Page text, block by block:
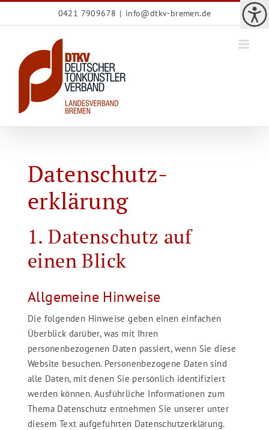
0421 7909678 | info@dtkv-bremen.de
Datenschutz­
erklärung
1. Datenschutz auf
einen Blick
Allgemeine Hinweise
Die folgenden Hinweise geben einen einfachen
Überblick darüber, was mit Ihren
personenbezogenen Daten passiert, wenn Sie diese
Website besuchen. Personenbezogene Daten sind
alle Daten, mit denen Sie persönlich identifiziert
werden können. Ausführliche Informationen zum
Thema Datenschutz entnehmen Sie unserer unter
diesem Text aufgeführten Datenschutzerklärung.